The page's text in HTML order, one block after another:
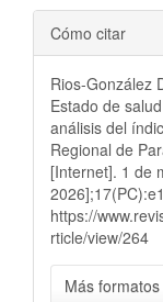
Detalles
del
artículo
Cómo citar
Rios-González
Estado de
análisis del
Regional de
[Internet]. 1 de
https://
rticle/view/264
Más